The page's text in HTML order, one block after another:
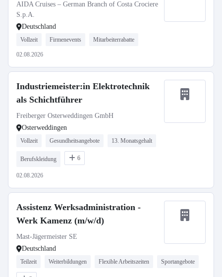
AIDA Cruises – German Branch of Costa Crociere
S.p.A.
Deutschland
Vollzeit Firmenevents Mitarbeiterrabatte
02.08.2026
Industriemeister:in Elektrotechnik
als Schichtführer
Freiberger Osterweddingen GmbH
Osterweddingen
Vollzeit Gesundheitsangebote 13. Monatsgehalt
Berufskleidung 6
02.08.2026
Assistenz Werksadministration -
Werk Kamenz (m/w/d)
Mast-Jägermeister SE
Deutschland
Teilzeit Weiterbildungen Flexible Arbeitszeiten Sportangebote